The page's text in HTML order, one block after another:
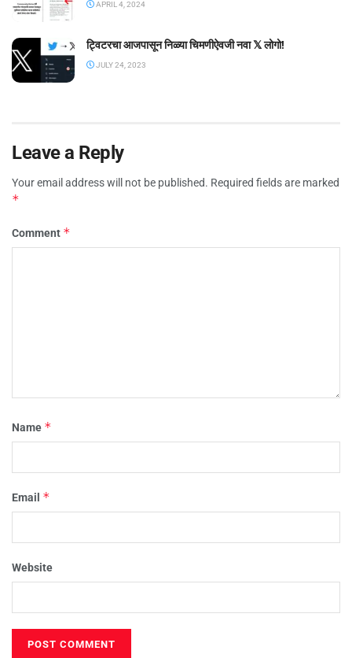
APRIL 4, 2024
ट्विटरचा आजपासून निळ्या चिमणीऐवजी नवा 𝕏 लोगो!
JULY 24, 2023
Leave a Reply
Your email address will not be published. Required fields are marked
*
Comment *
Name *
Email *
Website